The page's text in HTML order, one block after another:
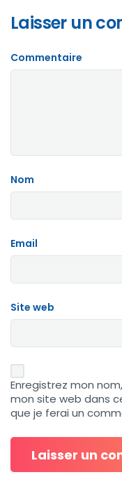
Laisser un
Commentaire
Nom
Email
Site web
Enregistrez mon
mon site web dans
que je ferai un